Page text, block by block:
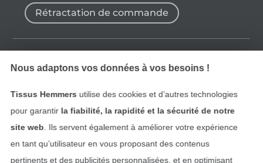
Rétractation de commande
Trouvez plus d’idées
Nous adaptons vos données à vos besoins !
Tissus Hemmers utilise des cookies et d’autres technologies
pour garantir la fiabilité, la rapidité et la sécurité de notre
site web . Ils servent également à améliorer votre expérience
en tant qu’utilisateur en vous proposant des contenus
pertinents et des publicités personnalisées, et en optimisant